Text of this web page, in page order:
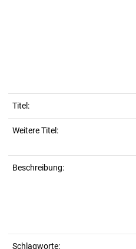
Titel:
Weitere Titel:
Beschreibung:
Schlagworte: